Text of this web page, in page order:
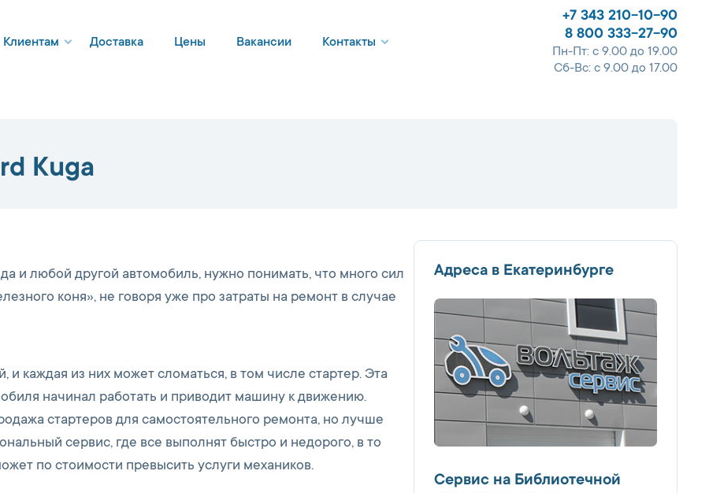
Клиентам Доставка Цены Вакансии Контакты
+7 343 210-10-90
8 800 333-27-90
Пн-Пт: с 9.00 до 19.00
Сб-Вс: с 9.00 до 17.00
Kuga
и любой другой автомобиль, нужно понимать, что много сил
коня», не говоря уже про затраты на ремонт в случае
каждая из них может сломаться, в том числе стартер. Эта
начинал работать и приводит машину к движению.
стартеров для самостоятельного ремонта, но лучше
сервис, где все выполнят быстро и недорого, в то
по стоимости превысить услуги механиков.
Адреса в Екатеринбурге
Сервис на Библиотечной